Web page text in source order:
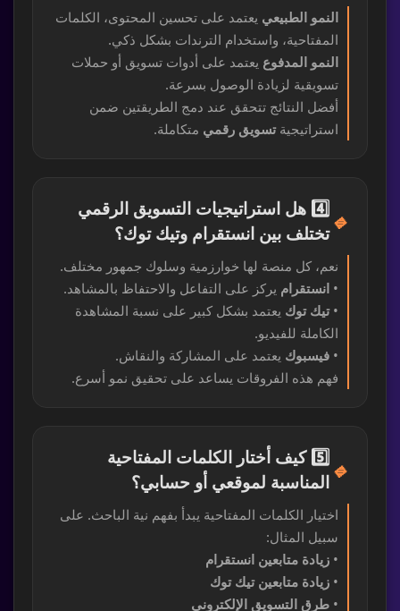
النمو الطبيعي يعتمد على تحسين المحتوى، الكلمات
المفتاحية، واستخدام الترندات بشكل ذكي.
النمو المدفوع يعتمد على أدوات تسويق أو حملات
تسويقية لزيادة الوصول بسرعة.
أفضل النتائج تتحقق عند دمج الطريقتين ضمن
استراتيجيةتسويق رقمي متكاملة.
🔹
4️⃣ هل استراتيجيات التسويق الرقمي
تختلف بين انستقرام وتيك توك؟
نعم، كل منصة لها خوارزمية وسلوك جمهور مختلف.
• انستقرام يركز على التفاعل والاحتفاظ بالمشاهد.
•تيك توك يعتمد بشكل كبير على نسبة المشاهدة
الكاملة للفيديو.
• فيسبوك يعتمد على المشاركة والنقاش.
فهم هذه الفروقات يساعد على تحقيق نمو أسرع.
🔹
5️⃣ كيف أختار الكلمات المفتاحية
المناسبة لموقعي أو حسابي؟
اختيار الكلمات المفتاحية يبدأ بفهم نية الباحث. على
سبيل المثال:
• زيادة متابعين انستقرام
• زيادة متابعين تيك توك
• طرق التسويق الإلكتروني